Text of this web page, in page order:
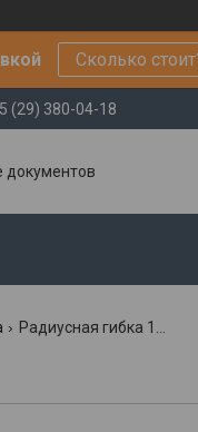
Сколько
(29) 380-04-18
документов
Радиусная гибка 10.308 trumpf